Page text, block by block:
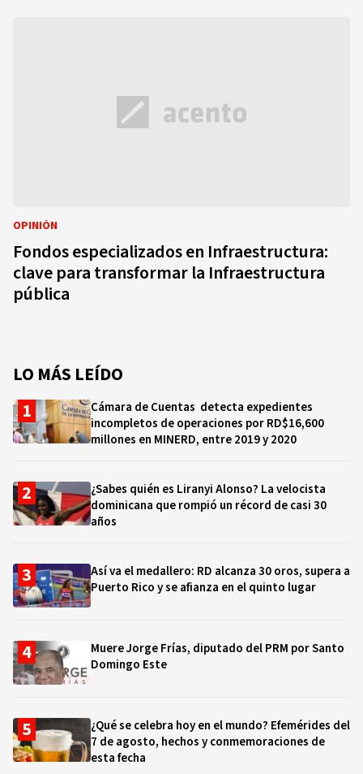
OPINIÓN
Fondos especializados en Infraestructura:
clave para transformar la Infraestructura
pública
LO MÁS LEÍDO
Cámara de Cuentas detecta expedientes
incompletos de operaciones por RD$16,600
millones en MINERD, entre 2019 y 2020
¿Sabes quién es Liranyi Alonso? La velocista
dominicana que rompió un récord de casi 30
años
Así va el medallero: RD alcanza 30 oros, supera a
Puerto Rico y se afianza en el quinto lugar
Muere Jorge Frías, diputado del PRM por Santo
Domingo Este
¿Qué se celebra hoy en el mundo? Efemérides del
7 de agosto, hechos y conmemoraciones de
esta fecha